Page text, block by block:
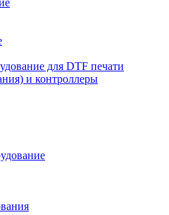
для DTF печати
и контроллеры